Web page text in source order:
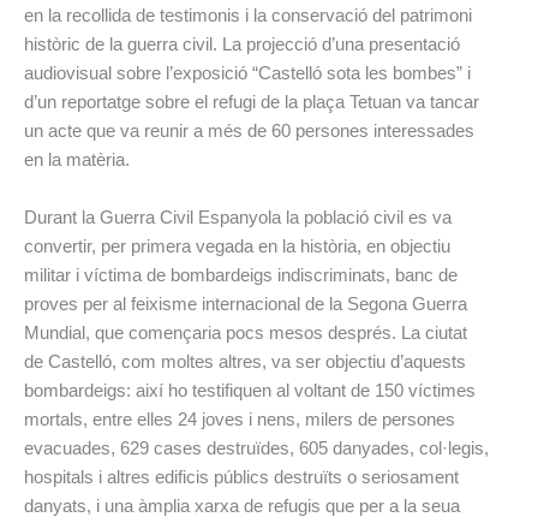
en la recollida de testimonis i la conservació del patrimoni
històric de la guerra civil. La projecció d’una presentació
audiovisual sobre l’exposició “Castelló sota les bombes” i
d’un reportatge sobre el refugi de la plaça Tetuan va tancar
un acte que va reunir a més de 60 persones interessades
en la matèria.
Durant la Guerra Civil Espanyola la població civil es va
convertir, per primera vegada en la història, en objectiu
militar i víctima de bombardeigs indiscriminats, banc de
proves per al feixisme internacional de la Segona Guerra
Mundial, que començaria pocs mesos després. La ciutat
de Castelló, com moltes altres, va ser objectiu d’aquests
bombardeigs: així ho testifiquen al voltant de 150 víctimes
mortals, entre elles 24 joves i nens, milers de persones
evacuades, 629 cases destruïdes, 605 danyades, col·legis,
hospitals i altres edificis públics destruïts o seriosament
danyats, i una àmplia xarxa de refugis que per a la seua